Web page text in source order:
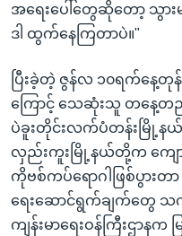
အရေးပေါ်တွေဆိုတော့ သွာ
ဒါ ထွက်နေကြတာပဲ။"
ပြီးခဲ့တဲ့ ဇွန်လ ၁၀ရက်နေ့
ကြောင့် သေဆုံးသူ တနေ့တ
ပဲခူးတိုင်းလက်ပံတန်းမြို့န
လှည်းကူးမြို့နယ်တို့က ကျေ
ကိုဗစ်ကပ်ရောဂါဖြစ်ပွားတ
ရေးဆောင်ရွက်ချက်တွေ
ကျန်းမာရေးဝန်ကြီးဌာန